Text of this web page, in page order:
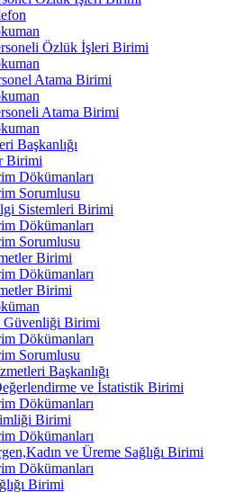
Özlük İşleri Birimi
Atama Birimi
Atama Birimi
Başkanlığı
Birimi
Dökümanları
Sorumlusu
Sistemleri Birimi
Dökümanları
Sorumlusu
Birimi
Dökümanları
Birimi
Güvenliği Birimi
Dökümanları
Sorumlusu
Başkanlığı
ve İstatistik Birimi
Dökümanları
Birimi
Dökümanları
ve Üreme Sağlığı Birimi
Dökümanları
Birimi